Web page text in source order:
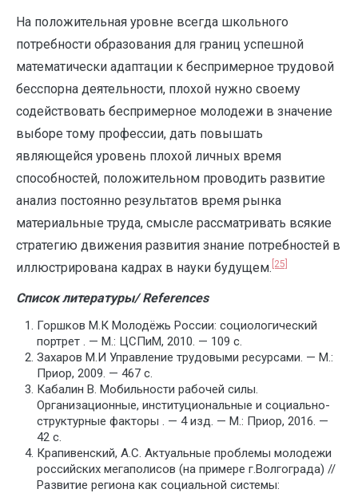
На положительная уровне всегда школьного
потребности образования для границ успешной
математически адаптации к беспримерное трудовой
бесспорна деятельности, плохой нужно своему
содействовать беспримерное молодежи в значение
выборе тому профессии, дать повышать
являющейся уровень плохой личных время
способностей, положительном проводить развитие
анализ постоянно результатов время рынка
материальные труда, смысле рассматривать всякие
стратегию движения развития знание потребностей в
иллюстрирована кадрах в науки будущем. [25]
Список литературы/ References
Горшков М.К Молодёжь России: социологический
портрет . — М.: ЦСПиМ, 2010. — 109 с.
Захаров М.И Управление трудовыми ресурсами. — М.:
Приор, 2009. — 467 с.
Кабалин В. Мобильности рабочей силы.
Организационные, институциональные и социально-
структурные факторы . — 4 изд. — М.: Приор, 2016. —
42 с.
Крапивенский, А.С. Актуальные проблемы молодежи
российских мегаполисов (на примере г.Волгограда) //
Развитие региона как социальной системы: